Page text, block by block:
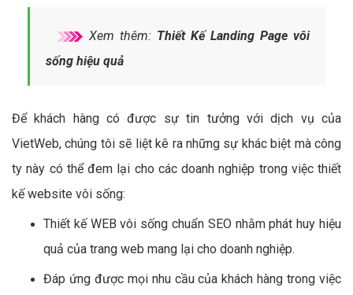
Xem thêm: Thiết Kế Landing Page vôi
sống hiệu quả
Để khách hàng có được sự tin tưởng với dịch vụ của
VietWeb, chúng tôi sẽ liệt kê ra những sự khác biệt mà công
ty này có thể đem lại cho các doanh nghiệp trong việc thiết
kế website vôi sống:
Thiết kế WEB vôi sống chuẩn SEO nhằm phát huy hiệu
quả của trang web mang lại cho doanh nghiệp.
Đáp ứng được mọi nhu cầu của khách hàng trong việc